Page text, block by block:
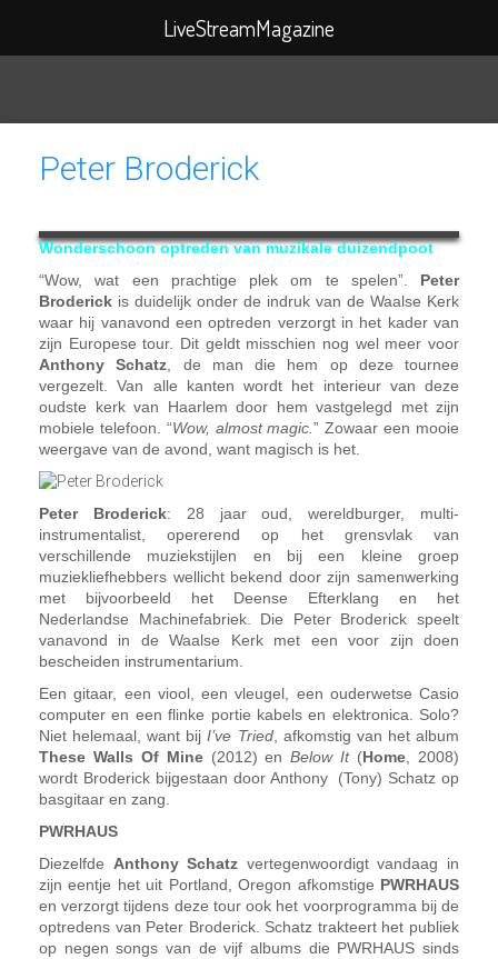
for:
Peter Broderick
Wonderschoon optreden van muzikale duizendpoot
“Wow, wat een prachtige plek om te spelen”. Peter
Broderick is duidelijk onder de indruk van de Waalse Kerk
waar hij vanavond een optreden verzorgt in het kader van
zijn Europese tour. Dit geldt misschien nog wel meer voor
Anthony Schatz , de man die hem op deze tournee
vergezelt. Van alle kanten wordt het interieur van deze
oudste kerk van Haarlem door hem vastgelegd met zijn
mobiele telefoon. “Wow, almost magic.” Zowaar een mooie
weergave van de avond, want magisch is het.
Peter Broderick: 28 jaar oud, wereldburger, multi-
instrumentalist, opererend op het grensvlak van
verschillende muziekstijlen en bij een kleine groep
muziekliefhebbers wellicht bekend door zijn samenwerking
met bijvoorbeeld het Deense Efterklang en het
Nederlandse Machinefabriek. Die Peter Broderick speelt
vanavond in de Waalse Kerk met een voor zijn doen
bescheiden instrumentarium.
Een gitaar, een viool, een vleugel, een ouderwetse Casio
computer en een flinke portie kabels en elektronica. Solo?
Niet helemaal, want bijI’ve Tried, afkomstig van het album
These Walls Of Mine(2012) en Below It(Home , 2008)
wordt Broderick bijgestaan door Anthony (Tony) Schatz op
basgitaar en zang.
PWRHAUS
Diezelfde Anthony Schatz vertegenwoordigt vandaag in
zijn eentje het uit Portland, Oregon afkomstige PWRHAUS
en verzorgt tijdens deze tour ook het voorprogramma bij de
optredens van Peter Broderick. Schatz trakteert het publiek
op negen songs van de vijf albums die PWRHAUS sinds
LiveStreamMagazine